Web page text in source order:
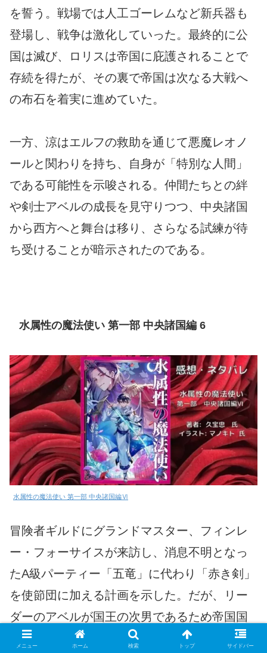
を誓う。戦場では人工ゴーレムなど新兵器も
登場し、戦争は激化していった。最終的に公
国は滅び、ロリスは帝国に庇護されることで
存続を得たが、その裏で帝国は次なる大戦へ
の布石を着実に進めていた。
一方、涼はエルフの救助を通じて悪魔レオノ
ールと関わりを持ち、自身が「特別な人間」
である可能性を示唆される。仲間たちとの絆
や剣士アベルの成長を見守りつつ、中央諸国
から西方へと舞台は移り、さらなる試練が待
ち受けることが暗示されたのである。
水属性の魔法使い 第一部 中央諸国編 6
水属性の魔法使い 第一部 中央諸国編Ⅵ
冒険者ギルドにグランドマスター、フィンレ
ー・フォーサイスが来訪し、消息不明となっ
たA級パーティー「五竜」に代わり「赤き剣」
を使節団に加える計画を示した。だが、リー
ダーのアベルが国王の次男であるため帝国国
境行きは不可能となり、代役として涼が招聘
メニュー ホーム 検索 トップ サイドバー